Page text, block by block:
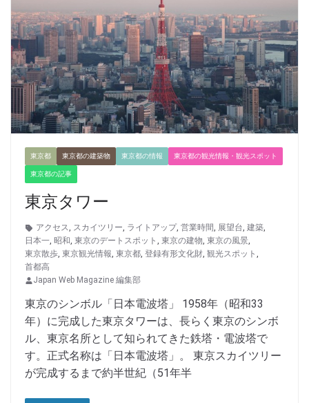
東京都 東京都の建築物 東京都の情報 東京都の観光情報・観光スポット
東京都の記事
東京タワー
アクセス, スカイツリー, ライトアップ, 営業時間, 展望台, 建築,
日本一, 昭和, 東京のデートスポット , 東京の建物, 東京の風景,
東京散歩, 東京観光情報, 東京都, 登録有形文化財, 観光スポット ,
首都高
Japan Web Magazine 編集部
東京のシンボル「日本電波塔」 1958年（昭和33
年）に完成した東京タワーは、長らく東京のシンボ
ル、東京名所として知られてきた鉄塔・電波塔で
す。正式名称は「日本電波塔」。 東京スカイツリー
が完成するまで約半世紀（51年半